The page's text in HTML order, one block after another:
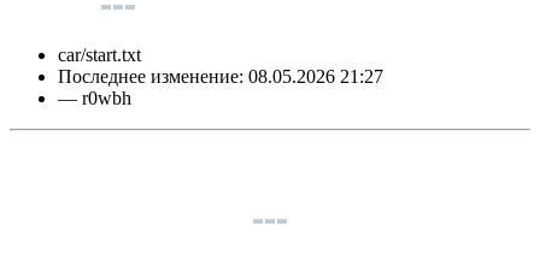
car/start.txt
Последнее изменение: 08.05.2026 21:27
— r0wbh